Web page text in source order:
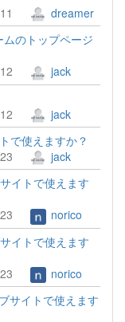
dreamer
のトップページ
jack
jack
で使えますか？
jack
イトで使えます
norico
イトで使えます
norico
サイトで使えます